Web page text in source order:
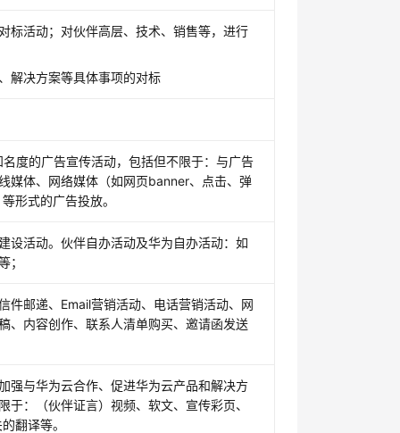
标活动；对伙伴高层、技术、销售等，进行
解决方案等具体事项的对标
度的广告宣传活动，包括但不限于：与广告
媒体、网络媒体（如网页banner、点击、弹
形式的广告投放。
设活动。伙伴自办活动及华为自办活动：如
；
件邮递、Email营销活动、电话营销活动、网
、内容创作、联系人清单购买、邀请函发送
强与华为云合作、促进华为云产品和解决方
：（伙伴证言）视频、软文、宣传彩页、
翻译等。